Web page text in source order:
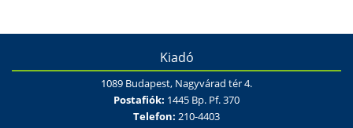
Kiadó
1089 Budapest, Nagyvárad tér 4.
Postafiók: 1445 Bp. Pf. 370
Telefon: 210-4403